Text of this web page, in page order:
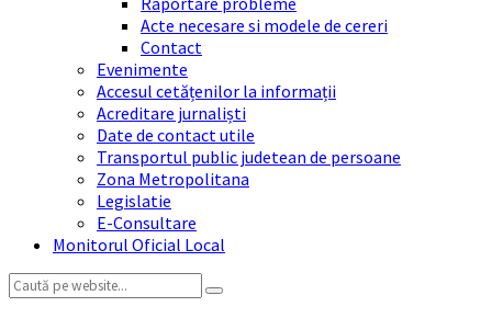
Acte necesare si modele de cereri
Contact
Evenimente
Accesul cetățenilor la informații
Acreditare jurnaliști
Date de contact utile
Transportul public judetean de persoane
Zona Metropolitana
Legislatie
E-Consultare
Monitorul Oficial Local
Search: